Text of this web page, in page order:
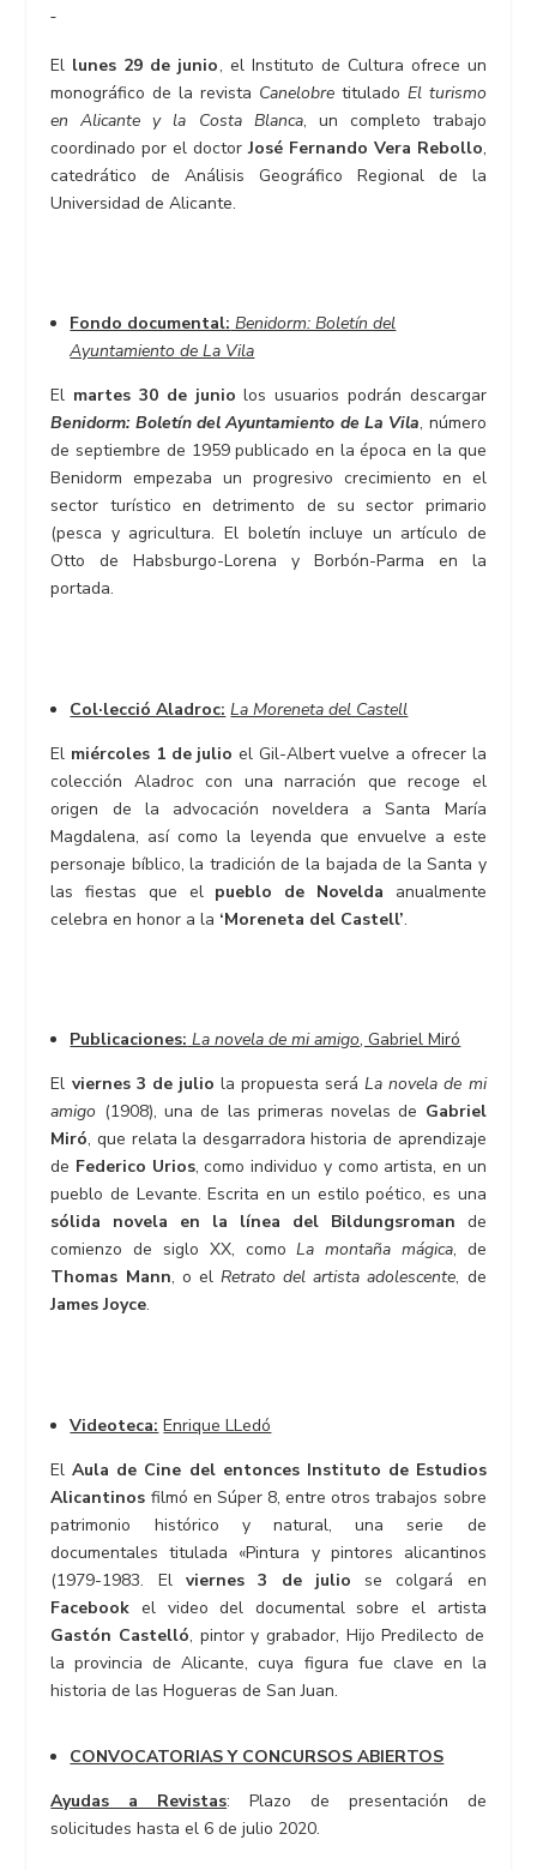
El lunes 29 de junio, el Instituto de Cultura ofrece un
monográfico de la revista Canelobretitulado El turismo
en Alicante y la Costa Blanca, un completo trabajo
coordinado por el doctorJosé Fernando Vera Rebollo,
catedrático de Análisis Geográfico Regional de la
Universidad de Alicante.
Fondo documental: Benidorm: Boletín del
Ayuntamiento de La Vila
El martes 30 de junio los usuarios podrán descargar
Benidorm: Boletín del Ayuntamiento de La Vila, número
de septiembre de 1959 publicado en la época en la que
Benidorm empezaba un progresivo crecimiento en el
sector turístico en detrimento de su sector primario
(pesca y agricultura. El boletín incluye un artículo de
Otto de Habsburgo-Lorena y Borbón-Parma en la
portada.
Col·lecció Aladroc: La Moreneta del Castell
El miércoles 1 de julio el Gil-Albert vuelve a ofrecer la
colección Aladroc con una narración que recoge el
origen de la advocación noveldera a Santa María
Magdalena, así como la leyenda que envuelve a este
personaje bíblico, la tradición de la bajada de la Santa y
las fiestas que el pueblo de Novelda anualmente
celebra en honor a la ‘Moreneta del Castell’.
Publicaciones: La novela de mi amigo, Gabriel Miró
El viernes 3 de julio la propuesta seráLa novela de mi
amigo (1908), una de las primeras novelas de Gabriel
Miró, que relata la desgarradora historia de aprendizaje
de Federico Urios, como individuo y como artista, en un
pueblo de Levante. Escrita en un estilo poético, es una
sólida novela en la línea del Bildungsroman de
comienzo de siglo XX, comoLa montaña mágica, de
Thomas Mann, o elRetrato del artista adolescente, de
James Joyce.
Videoteca: Enrique LLedó
ElAula de Cine del entonces Instituto de Estudios
Alicantinos filmó en Súper 8, entre otros trabajos sobre
patrimonio histórico y natural, una serie de
documentales titulada «Pintura y pintores alicantinos
(1979-1983. El viernes 3 de julio se colgará en
Facebook el video del documental sobre el artista
Gastón Castelló, pintor y grabador, Hijo Predilecto de
la provincia de Alicante, cuya figura fue clave en la
historia de las Hogueras de San Juan.
CONVOCATORIAS Y CONCURSOS ABIERTOS
Ayudas a Revistas: Plazo de presentación de
solicitudes hasta el 6 de julio 2020.